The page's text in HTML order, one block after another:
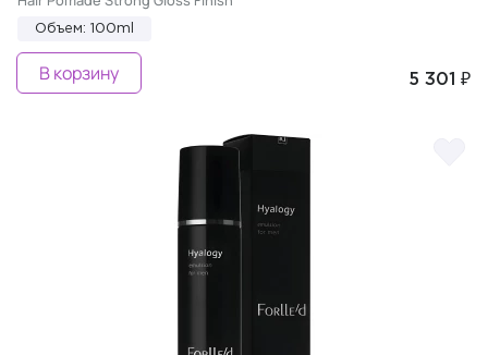
Объем: 100ml
5 301 ₽
В корзину